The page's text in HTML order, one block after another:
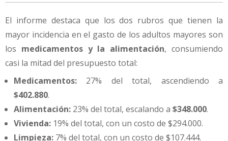
El informe destaca que los dos rubros que tienen la
mayor incidencia en el gasto de los adultos mayores son
los medicamentos y la alimentación, consumiendo
casi la mitad del presupuesto total:
Medicamentos: 27% del total, ascendiendo a
$402.880.
Alimentación: 23% del total, escalando a$348.000.
Vivienda: 19% del total, con un costo de $294.000.
Limpieza: 7% del total, con un costo de $107.444.